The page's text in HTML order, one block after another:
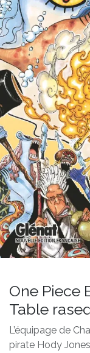
One Piece
Table
L’équipage de
pirate Hody